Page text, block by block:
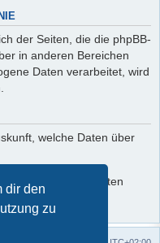
dir den
zu
der Seiten, die die phpBB-
in anderen Bereichen
Daten verarbeitet, wird
welche Daten über
Sperrung deiner Daten